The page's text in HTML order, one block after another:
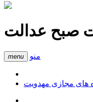
صبح عدالت
menu منو
های مجازی مهدویت